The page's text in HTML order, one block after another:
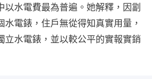
以水電費最為普遍。她解釋，因劏
水電錶，住戶無從得知真實用量，
立水電錶，並以較公平的實報實銷